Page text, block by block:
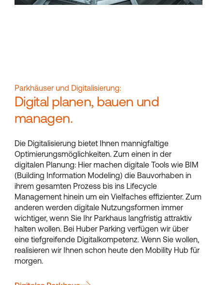
Parkhäuser und Digitalisierung:
Digital planen, bauen und
managen.
Die Digitalisierung bietet Ihnen mannigfaltige
Optimierungsmöglichkeiten. Zum einen in der
digitalen Planung: Hier machen digitale Tools wie BIM
(Building Information Modeling) die Bauvorhaben in
ihrem gesamten Prozess bis ins Lifecycle
Management hinein um ein Vielfaches effizienter. Zum
anderen werden digitale Nutzungsformen immer
wichtiger, wenn Sie Ihr Parkhaus langfristig attraktiv
halten wollen. Bei Huber Parking verfügen wir über
eine tiefgreifende Digitalkompetenz. Wenn Sie wollen,
realisieren wir Ihnen schon heute den Mobility Hub für
morgen.